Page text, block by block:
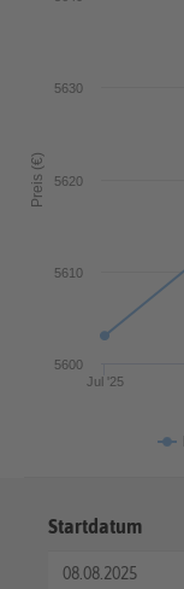
Preis (€)
Jul '25
5600
5610
5620
5630
Startdatum